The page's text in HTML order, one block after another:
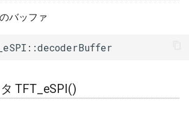
バッファ
TFT_eSPI()